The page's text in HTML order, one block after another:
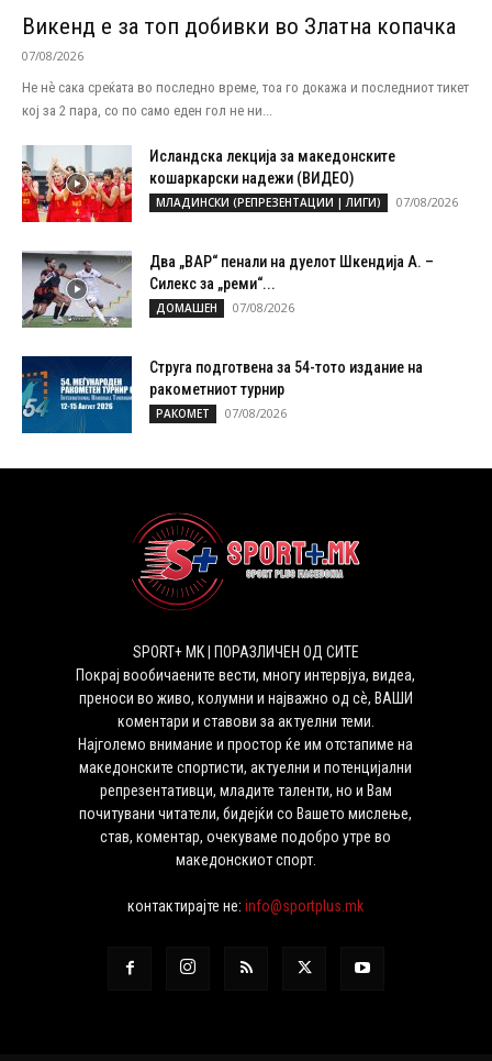
Викенд е за топ добивки во Златна копачка
07/08/2026
Не нѐ сака среќата во последно време, тоа го докажа и последниот тикет
кој за 2 пара, со по само еден гол не ни...
Исландска лекција за македонските
кошаркарски надежи (ВИДЕО)
МЛАДИНСКИ (РЕПРЕЗЕНТАЦИИ | ЛИГИ) 07/08/2026
Два „ВАР“ пенали на дуелот Шкендија А. –
Силекс за „реми“...
ДОМАШЕН 07/08/2026
Струга подготвена за 54-тото издание на
ракометниот турнир
РАКОМЕТ 07/08/2026
SPORT+ MK | ПОРАЗЛИЧЕН ОД СИТЕ
Покрај вообичаените вести, многу интервјуа, видеа,
преноси во живо, колумни и најважно од сѐ, ВАШИ
коментари и ставови за актуелни теми.
Најголемо внимание и простор ќе им отстапиме на
македонските спортисти, актуелни и потенцијални
репрезентативци, младите таленти, но и Вам
почитувани читатели, бидејќи со Вашето мислење,
став, коментар, очекуваме подобро утре во
македонскиот спорт.
контактирајте не:info@sportplus.mk